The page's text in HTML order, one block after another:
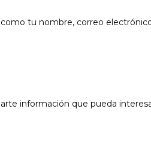
tu nombre, correo
información que pueda